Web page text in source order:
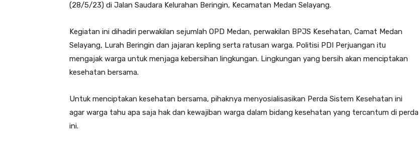
(28/5/23) di Jalan Saudara Kelurahan Beringin, Kecamatan Medan Selayang.
Kegiatan ini dihadiri perwakilan sejumlah OPD Medan, perwakilan BPJS Kesehatan, Camat Medan
Selayang, Lurah Beringin dan jajaran kepling serta ratusan warga. Politisi PDI Perjuangan itu
mengajak warga untuk menjaga kebersihan lingkungan. Lingkungan yang bersih akan menciptakan
kesehatan bersama.
Untuk menciptakan kesehatan bersama, pihaknya menyosialisasikan Perda Sistem Kesehatan ini
agar warga tahu apa saja hak dan kewajiban warga dalam bidang kesehatan yang tercantum di perda
ini.